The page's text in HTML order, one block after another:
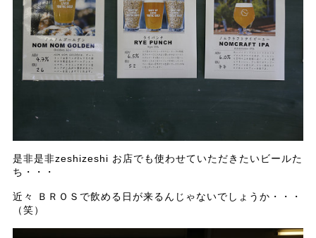
是非是非zeshizeshi お店でも使わせていただきたいビールた
ち・・・
近々 ＢＲＯＳで飲める日が来るんじゃないでしょうか・・・
（笑）